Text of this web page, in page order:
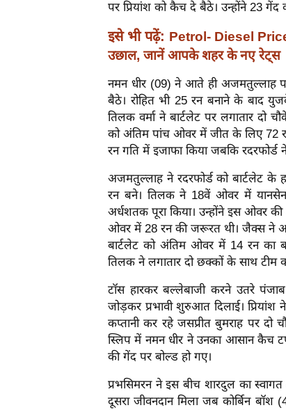
पर प्रियांश को कैच दे बैठे। उन्होंने 23
इसे भी पढ़ें: Petrol- Diesel
उछाल, जानें आपके शहर के नए रेट्स
नमन धीर (09) ने आते ही अजमतुल्लाह
बैठे। रोहित भी 25 रन बनाने के बाद
तिलक वर्मा ने बार्टलेट पर लगातार
को अंतिम पांच ओवर में जीत के लिए 72
रन गति में इजाफा किया जबकि
अजमतुल्लाह ने रदरफोर्ड को बार्टलेट के
रन बने। तिलक ने 18वें ओवर में
अर्धशतक पूरा किया। उन्होंने इस ओवर
ओवर में 28 रन की जरूरत थी। जैक्स ने
बार्टलेट को अंतिम ओवर में 14 रन का
तिलक ने लगातार दो छक्कों के साथ टीम
टॉस हारकर बल्लेबाजी करने उतरे
जोड़कर प्रभावी शुरुआत दिलाई।
कप्तानी कर रहे जसप्रीत बुमराह पर दो
स्लिप में नमन धीर ने उनका आसान कैच
की गेंद पर बोल्ड हो गए।
प्रभसिमरन ने इस बीच शारदुल का
दूसरा जीवनदान मिला जब कोर्बिन